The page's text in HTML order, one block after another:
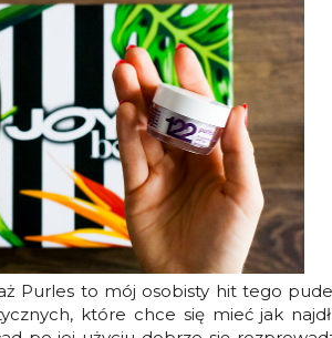
Purles to mój osobisty hit tego
które chce się mieć jak